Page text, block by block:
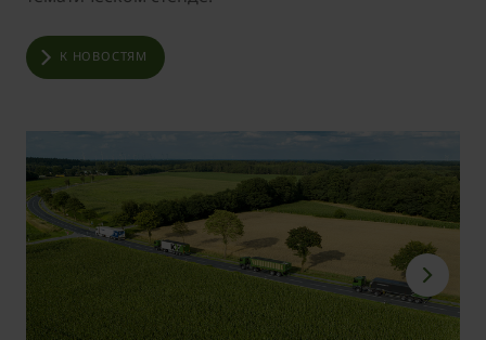
К НОВОСТЯМ